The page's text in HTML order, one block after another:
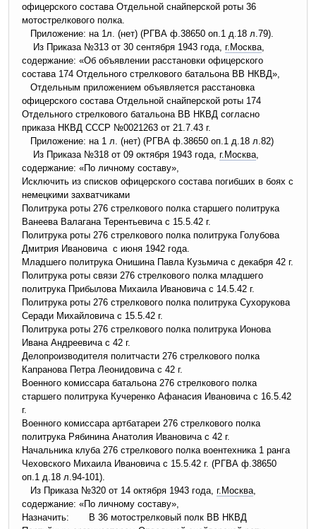
офицерского состава Отдельной снайперской роты 36
мотострелкового полка.
Приложение: на 1л. (нет) (РГВА ф.38650 оп.1 д.18 л.79).
Из Приказа №313 от 30 сентября 1943 года, г.Москва
содержание: «Об объявлении расстановки офицерского
состава 174 Отдельного стрелкового батальона ВВ НКВД»,
Отдельным приложением объявляется расстановка
офицерского состава Отдельной снайперской роты 174
Отдельного стрелкового батальона ВВ НКВД согласно
приказа НКВД СССР №0021263 от 21.7.43 г.
Приложение: на 1 л. (нет) (РГВА ф.38650 оп.1 д.18 л.82)
Из Приказа №318 от 09 октября 1943 года, г.Москва
содержание: «По личному составу»,
Исключить из списков офицерского состава погибших в боях с
немецкими захватчиками
Политрука роты 276 стрелкового полка старшего политрука
Ванеева Валагана Терентьевича с 15.5.42 г.
Политрука роты 276 стрелкового полка политрука Голубова
Дмитрия Ивановича с июня 1942 года.
Младшего политрука Онишина Павла Кузьмича с декабря 42 г.
Политрука роты связи 276 стрелкового полка младшего
политрука Прибылова Михаила Ивановича с 14.5.42 г.
Политрука роты 276 стрелкового полка политрука Сухорукова
Серади Михайловича с 15.5.42 г.
Политрука роты 276 стрелкового полка политрука Ионова
Ивана Андреевича с 42 г.
Делопроизводителя политчасти 276 стрелкового полка
Капранова Петра Леонидовича с 42 г.
Военного комиссара батальона 276 стрелкового полка
старшего политрука Кучеренко Афанасия Ивановича с 16.5.42
г.
Военного комиссара артбатареи 276 стрелкового полка
политрука Рябинина Анатолия Ивановича с 42 г.
Начальника клуба 276 стрелкового полка воентехника 1 ранга
Чеховского Михаила Ивановича с 15.5.42 г. (РГВА ф.38650
оп.1 д.18 л.94-101).
Из Приказа №320 от 14 октября 1943 года, г.Москва
содержание: «По личному составу»,
Назначить: В 36 мотострелковый полк ВВ НКВД